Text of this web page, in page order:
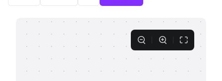
企业服务
客户案例